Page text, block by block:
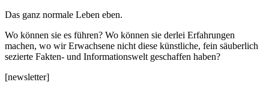
Das ganz normale Leben eben.
Wo können sie es führen? Wo können sie derlei Erfahrungen
machen, wo wir Erwachsene nicht diese künstliche, fein säuberlich
sezierte Fakten- und Informationswelt geschaffen haben?
[newsletter]